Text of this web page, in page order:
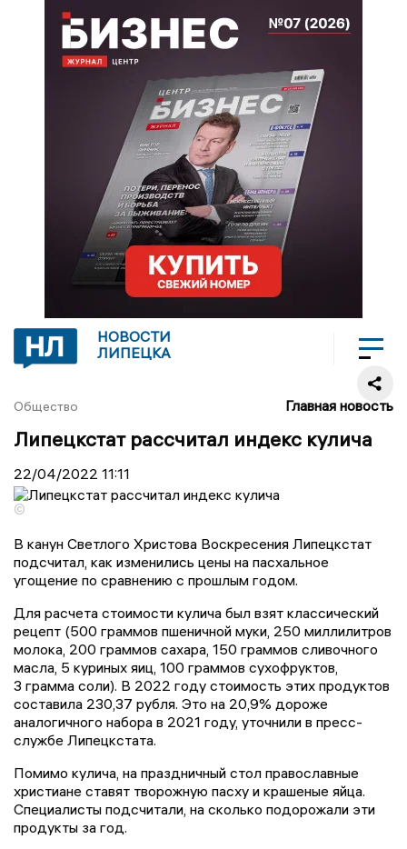
НОВОСТИ
ЛИПЕЦКА
Общество Главная новость
Липецкстат рассчитал индекс кулича
22/04/2022 11:11
©
В канун Светлого Христова Воскресения Липецкстат
подсчитал, как изменились цены на пасхальное
угощение по сравнению с прошлым годом.
Для расчета стоимости кулича был взят классический
рецепт (500 граммов пшеничной муки, 250 миллилитров
молока, 200 граммов сахара, 150 граммов сливочного
масла, 5 куриных яиц, 100 граммов сухофруктов,
3 грамма соли). В 2022 году стоимость этих продуктов
составила 230,37 рубля. Это на 20,9% дороже
аналогичного набора в 2021 году, уточнили в пресс-
службе Липецкстата.
Помимо кулича, на праздничный стол православные
христиане ставят творожную пасху и крашеные яйца.
Специалисты подсчитали, на сколько подорожали эти
продукты за год.